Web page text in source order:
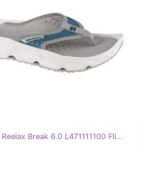
Salomon Reelax Break 6.0 L471111100 Flip -flops plava